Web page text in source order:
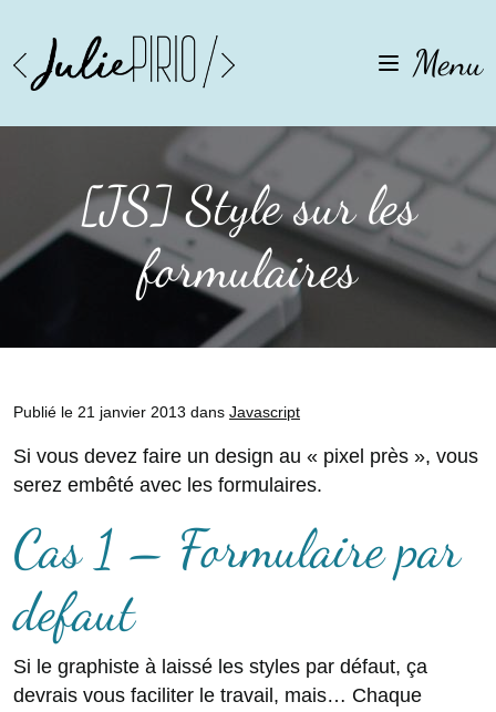
Menu
[JS] Style sur les
formulaires
Publié le 21 janvier 2013 dans Javascript
Si vous devez faire un design au « pixel près », vous
serez embêté avec les formulaires.
Cas 1 – Formulaire par
defaut
Si le graphiste à laissé les styles par défaut, ça
devrais vous faciliter le travail, mais… Chaque